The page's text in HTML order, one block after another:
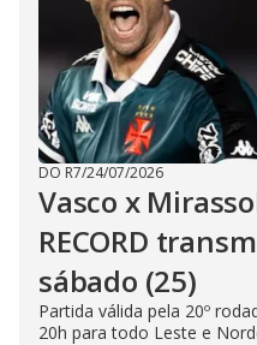
DO R7/24/07/2026
Vasco x
RECORD
sábado (25)
Partida válida pela 20º
20h para todo Leste e